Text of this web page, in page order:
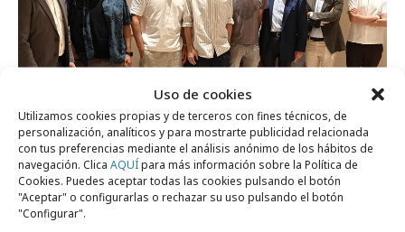
Uso de cookies
Utilizamos cookies propias y de terceros con fines técnicos, de
personalización, analíticos y para mostrarte publicidad relacionada
con tus preferencias mediante el análisis anónimo de los hábitos de
navegación. Clica AQUÍpara más información sobre la Política de
Cookies. Puedes aceptar todas las cookies pulsando el botón
"Aceptar" o configurarlas o rechazar su uso pulsando el botón
"Configurar".
lunes, 20 de julio 2026
La era de la creatividad aumentada
Formación y estudios